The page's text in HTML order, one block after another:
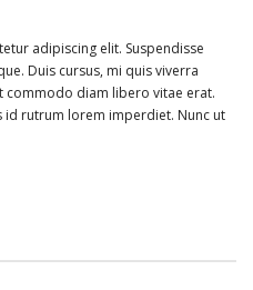
adipiscing elit. Suspendisse
Duis cursus, mi quis viverra
diam libero vitae erat.
id rutrum lorem imperdiet. Nunc ut